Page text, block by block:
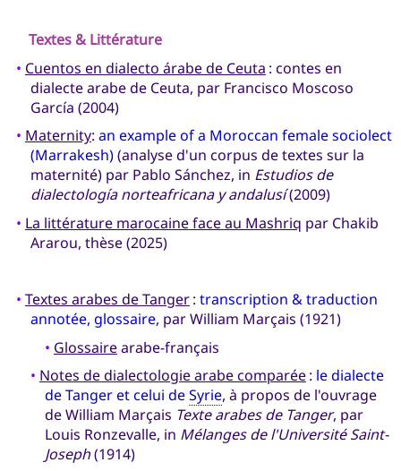
Textes & Littérature
• Cuentos en dialecto árabe de Ceuta : contes en
dialecte arabe de Ceuta, par Francisco Moscoso
García (2004)
• Maternity: an example of a Moroccan female sociolect
(Marrakesh)(analyse d'un corpus de textes sur la
maternité) par Pablo Sánchez, in Estudios de
dialectología norteafricana y andalusí(2009)
• La littérature marocaine face au Mashriq par Chakib
Ararou, thèse (2025)
• Textes arabes de Tanger: transcription & traduction
annotée, glossaire, par William Marçais (1921)
• Glossairearabe-français
• Notes de dialectologie arabe comparée: le dialecte
de Tanger et celui deSyrie, à propos de l'ouvrage
de William Marçais Texte arabes de Tanger, par
Louis Ronzevalle, in Mélanges de l'Université Saint-
Joseph(1914)